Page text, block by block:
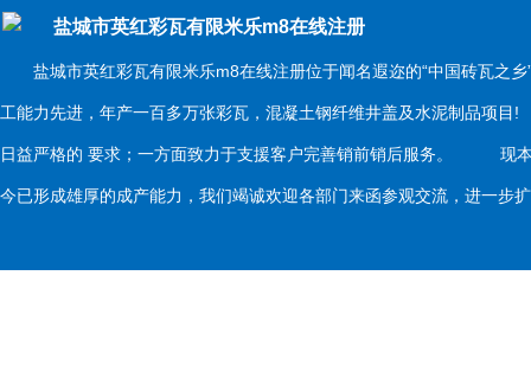
盐城市英红彩瓦有限米乐m8在线注册
盐城市英红彩瓦有限米乐m8在线注册位于闻名遐迩的“中国砖瓦之乡
工能力先进，年产一百多万张彩瓦，混凝土钢纤维井盖及水泥制品项
日益严格的 要求；一方面致力于支援客户完善销前销后服务。 现本
今已形成雄厚的成产能力，我们竭诚欢迎各部门来函参观交流，进一